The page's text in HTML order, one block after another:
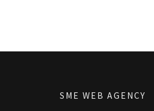
SME WEB AGENCY